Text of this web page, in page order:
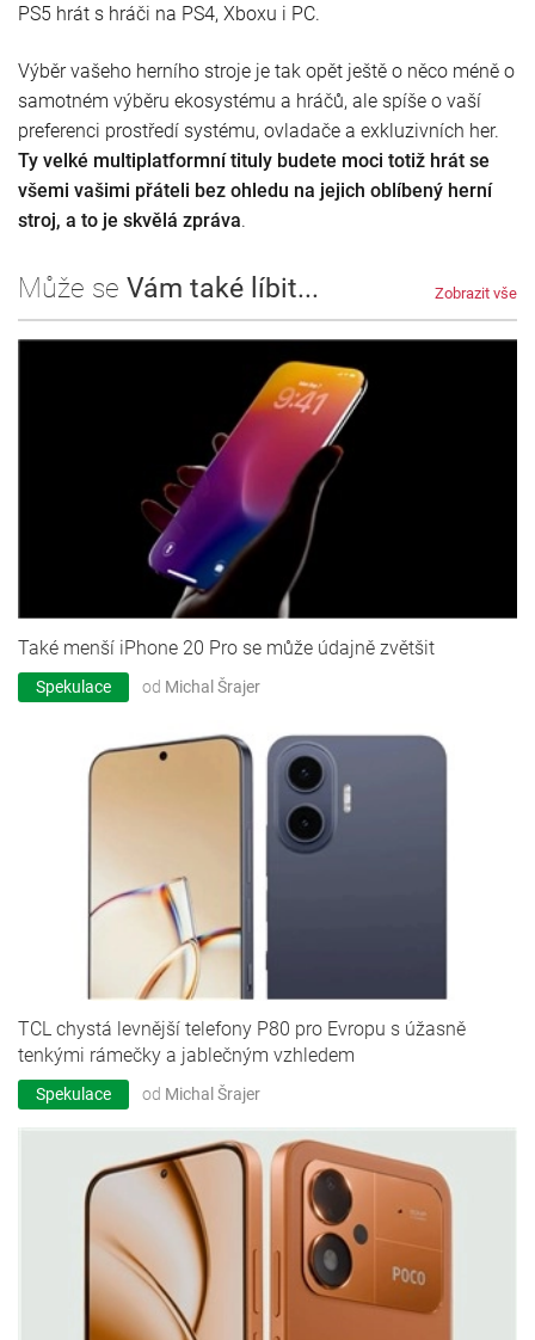
PS5 hrát s hráči na PS4, Xboxu i PC.
Výběr vašeho herního stroje je tak opět ještě o něco méně o
samotném výběru ekosystému a hráčů, ale spíše o vaší
preferenci prostředí systému, ovladače a exkluzivních her.
Ty velké multiplatformní tituly budete moci totiž hrát se
všemi vašimi přáteli bez ohledu na jejich oblíbený herní
stroj, a to je skvělá zpráva.
Může se Vám také líbit... Zobrazit vše
Také menší iPhone 20 Pro se může údajně zvětšit
Spekulace od Michal Šrajer
TCL chystá levnější telefony P80 pro Evropu s úžasně
tenkými rámečky a jablečným vzhledem
Spekulace od Michal Šrajer